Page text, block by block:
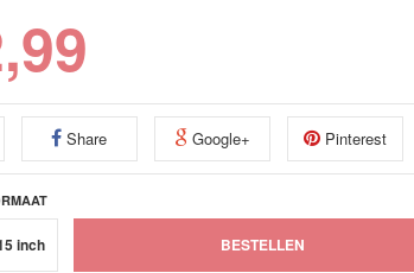
Share Google+ Pinterest
inch